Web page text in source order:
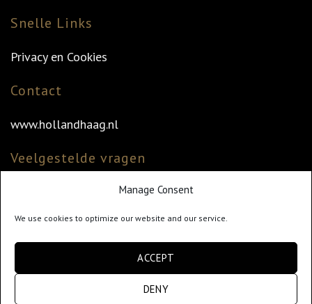
Manage Consent
We use cookies to optimize our website and our service.
ACCEPT
DENY
Snelle Links
Privacy en Cookies
Contact
www.hollandhaag.nl
Veelgestelde vragen
Veelgestelde vragen
Klantenservice
info@hollandhaag.nl